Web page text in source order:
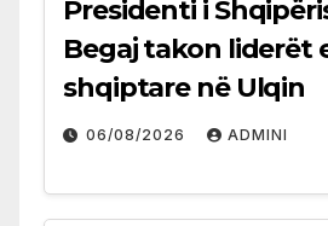
Presidenti i
Begaj takon liderët
shqiptare në Ulqin
06/08/2026 ADMINI